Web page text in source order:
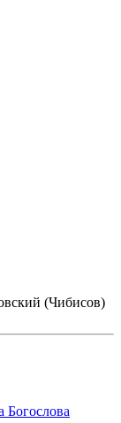
(Чибисов)
Богослова